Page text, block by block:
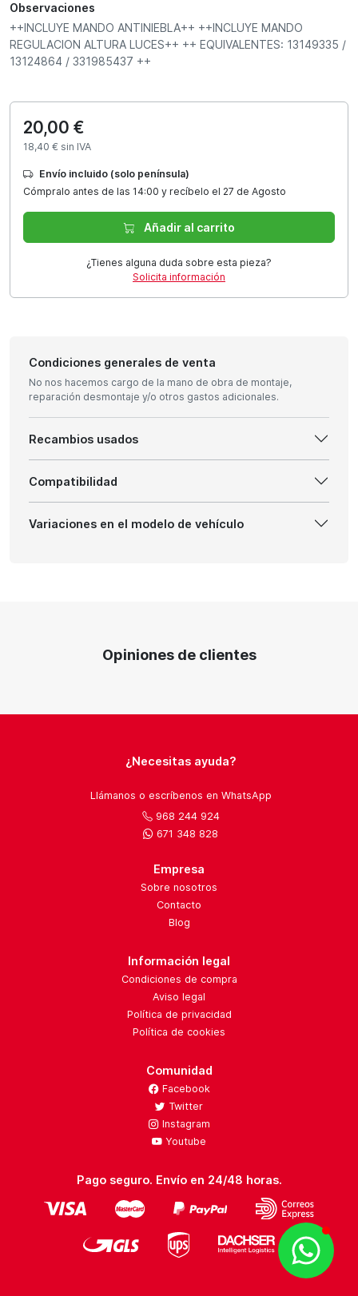
Observaciones
++INCLUYE MANDO ANTINIEBLA++ ++INCLUYE MANDO
REGULACION ALTURA LUCES++ ++ EQUIVALENTES: 13149335 /
13124864 / 331985437 ++
20,00 €
18,40 € sin IVA
Envío incluido (solo península)
Cómpralo antes de las 14:00 y recíbelo el 27 de Agosto
Añadir al carrito
¿Tienes alguna duda sobre esta pieza?
Solicita información
Condiciones generales de venta
No nos hacemos cargo de la mano de obra de montaje,
reparación desmontaje y/o otros gastos adicionales.
Recambios usados
Compatibilidad
Variaciones en el modelo de vehículo
Opiniones de clientes
¿Necesitas ayuda?
Llámanos o escríbenos en WhatsApp
968 244 924
671 348 828
Empresa
Sobre nosotros
Contacto
Blog
Información legal
Condiciones de compra
Aviso legal
Política de privacidad
Política de cookies
Comunidad
Facebook
Twitter
Instagram
Youtube
Pago seguro. Envío en 24/48 horas.